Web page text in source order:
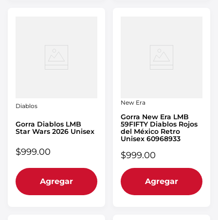
Diablos
Gorra Diablos LMB
Star Wars 2026 Unisex
$999.00
Agregar
New Era
Gorra New Era LMB
59FIFTY Diablos Rojos
del México Retro
Unisex 60968933
$999.00
Agregar